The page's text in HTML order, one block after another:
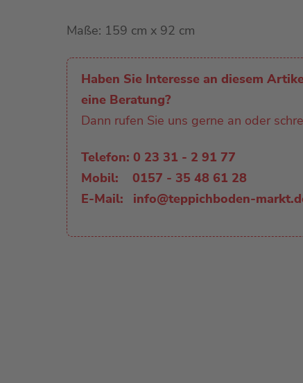
Maße: 159 cm x 92 cm
Haben Sie Interesse an diesem
eine Beratung?
Dann rufen Sie uns gerne an oder
Telefon: 0 23 31 - 2 91 77
Mobil:
0157 - 35 48 61 28
E-Mail:
info@teppichboden-